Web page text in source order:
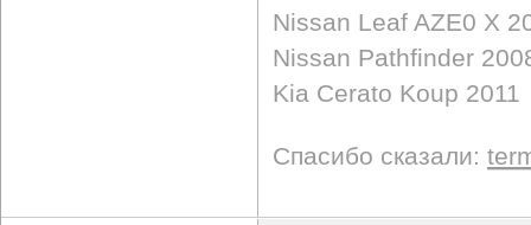
Nissan Leaf AZE0 X
Nissan Pathfinder
Kia Cerato Koup 2011
Спасибо сказали: